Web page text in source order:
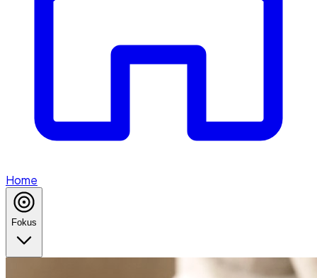
Home
Fokus